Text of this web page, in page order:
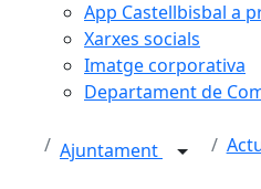
App Castellbisbal a
Xarxes socials
Imatge corporativa
Departament de
Ajuntament